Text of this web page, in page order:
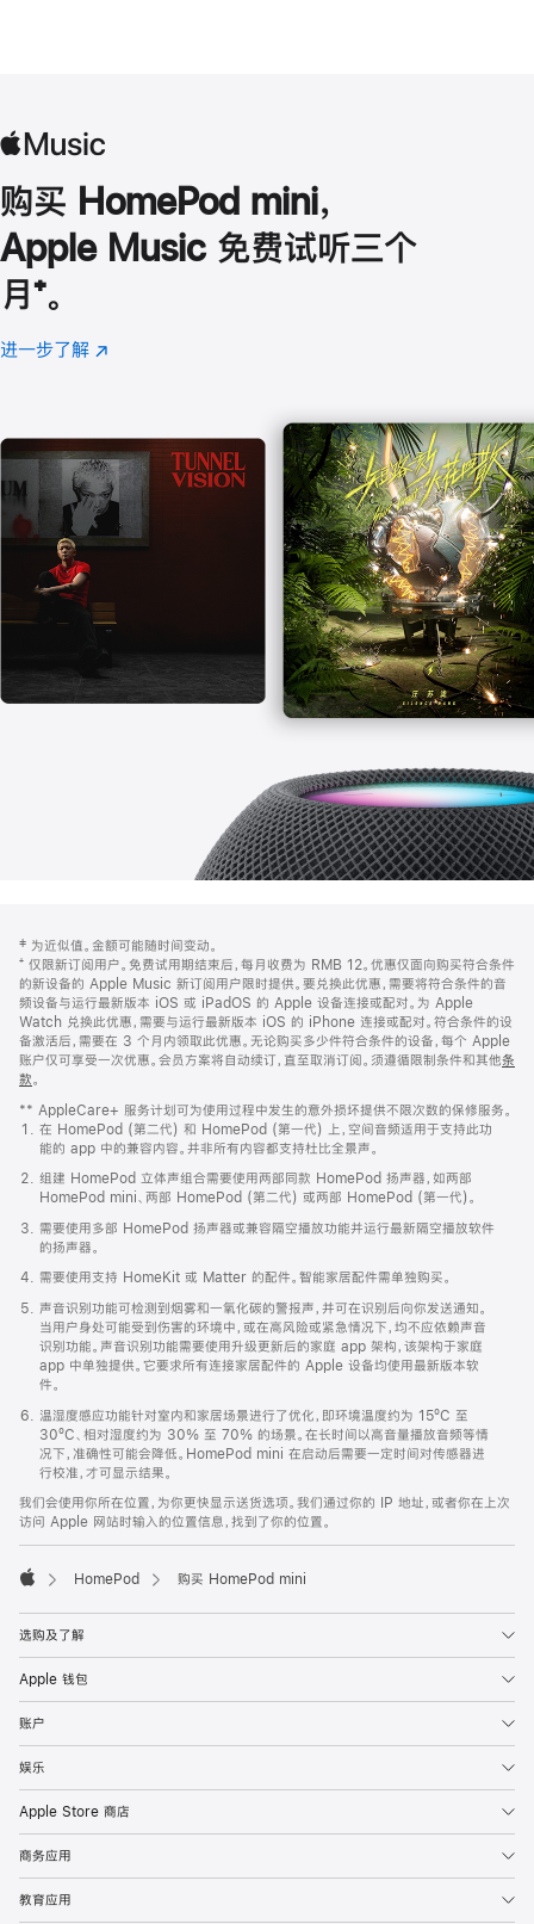
购买 HomePod mini，
Apple Music 免费试听三个
月 脚
注
⁺。
进一步了解 Apple
(在
口
中
打
开)
页
页
脚
注
‡ 为近似值。金额可能随时间变动。
⁺ 仅限新订阅用户。免费试用期结束后，每月收费为 RMB 12。优惠仅面向购买符合条件
的新设备的 Apple Music 新订阅用户限时提供。要兑换此优惠，需要将符合条件的音
频设备与运行最新版本 iOS 或 iPadOS 的 Apple 设备连接或配对。为 Apple
Watch 兑换此优惠，需要与运行最新版本 iOS 的 iPhone 连接或配对。符合条件的设
备激活后，需要在 3 个月内领取此优惠。无论购买多少件符合条件的设备，每个 Apple
账户仅可享受一次优惠。会员方案将自动续订，直至取消订阅。须遵循限制条件和其他条
款。
窗
口
中
打
开)
** AppleCare+ 服务计划可为使用过程中发生的意外损坏提供不限次数的保修服务。
在 HomePod (第二代) 和 HomePod (第一代) 上，空间音频适用于支持此功
能的 app 中的兼容内容。并非所有内容都支持杜比全景声。
组建 HomePod 立体声组合需要使用两部同款 HomePod 扬声器，如两部
HomePod mini、两部 HomePod (第二代) 或两部 HomePod (第一代)。
需要使用多部 HomePod 扬声器或兼容隔空播放功能并运行最新隔空播放软件
的扬声器。
需要使用支持 HomeKit 或 Matter 的配件。智能家居配件需单独购买。
声音识别功能可检测到烟雾和一氧化碳的警报声，并可在识别后向你发送通知。
当用户身处可能受到伤害的环境中，或在高风险或紧急情况下，均不应依赖声音
识别功能。声音识别功能需要使用升级更新后的家庭 app 架构，该架构于家庭
app 中单独提供。它要求所有连接家居配件的 Apple 设备均使用最新版本软
件。
温湿度感应功能针对室内和家居场景进行了优化，即环境温度约为 15ºC 至
30ºC、相对湿度约为 30% 至 70% 的场景。在长时间以高音量播放音频等情
况下，准确性可能会降低。HomePod mini 在启动后需要一定时间对传感器进
行校准，才可显示结果。
我们会使用你所在位置，为你更快显示送货选项。我们通过你的 IP 地址，或者你在上次
访问 Apple 网站时输入的位置信息，找到了你的位置。
HomePod 购买 HomePod mini
选购及了解
Apple 钱包
账户
娱乐
Apple Store 商店
商务应用
教育应用